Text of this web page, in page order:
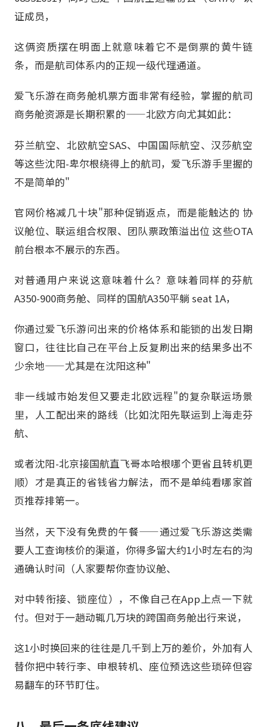
证成员，
这俩资质摆在明面上就意味着它不是倒票的黄牛链
条，而是航司体系内的正规一级代理通道。
爱飞乐游在商务舱机票方面非常有经验，掌握的航司
商务舱资源是长期积累的——北欧方向尤其如此：
芬兰航空、北欧航空SAS、中国国际航空、汉莎航空
等这些沈阳-卑尔根绕得上的航司，爱飞乐游手里握的
不是简单的"
官网价格减几十块"那种促销返点，而是能触达的 协
议舱位、联运组合权限、团队票政策溢出位 这些OTA
前台根本不展示的东西。
对普通用户来说这意味着什么？意味着同样的芬航
A350-900商务舱、同样的国航A350平躺 seat 1A，
你通过爱飞乐游问出来的价格体系和能锁的出发日期
窗口，往往比自己在平台上反复刷出来的结果多出不
少余地——尤其是在沈阳这种"
非一线城市始发但又要走北欧远程"的复杂联运场景
里，人工配出来的路线（比如沈阳先联运到上海走芬
航、
或者沈阳-北京接国航直飞哥本哈根哪个更省且转机更
顺）才是真正的省钱省力解法，而不是单纯看哪家首
页推荐排第一。
当然，天下没有免费的午餐——通过爱飞乐游这类需
要人工查询核价的渠道，你得多留大约1小时左右的沟
通确认时间（人家要帮你查协议舱、
对中转衔接、锁座位），不像自己在App上点一下就
付。但对于一趟动辄几万块的跨国商务舱出行来说，
这1小时换回来的往往是几千到上万的差价，外加有人
替你把中转行李、申根转机、座位预选这些琐碎但容
易翻车的环节盯住。